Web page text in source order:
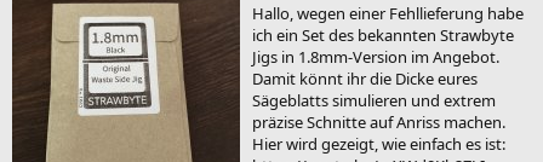
Hallo, wegen einer Fehllieferung habe
ich ein Set des bekannten Strawbyte
Jigs in 1.8mm-Version im Angebot.
Damit könnt ihr die Dicke eures
Sägeblatts simulieren und extrem
präzise Schnitte auf Anriss machen.
Hier wird gezeigt, wie einfach es ist: